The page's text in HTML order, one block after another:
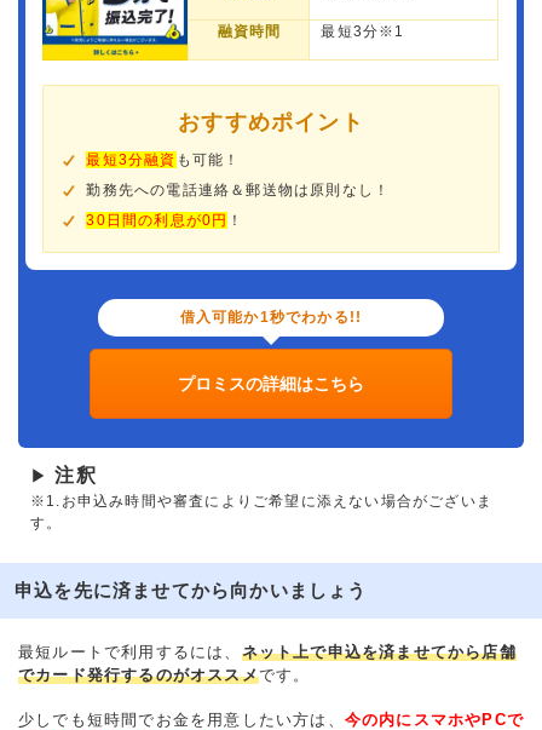
融資時間 最短3分※1
おすすめポイント
最短3分融資 も可能！
勤務先への電話連絡＆郵送物は原則なし！
30日間の利息が0円 ！
借入可能か1秒でわかる!!
プロミスの詳細はこちら
▶ 注釈
※1.お申込み時間や審査によりご希望に添えない場合がございま
す。
申込を先に済ませてから向かいましょう
最短ルートで利用するには、 ネット上で申込を済ませてから店舗
でカード発行するのがオススメです。
少しでも短時間でお金を用意したい方は、 今の内にスマホやPCで